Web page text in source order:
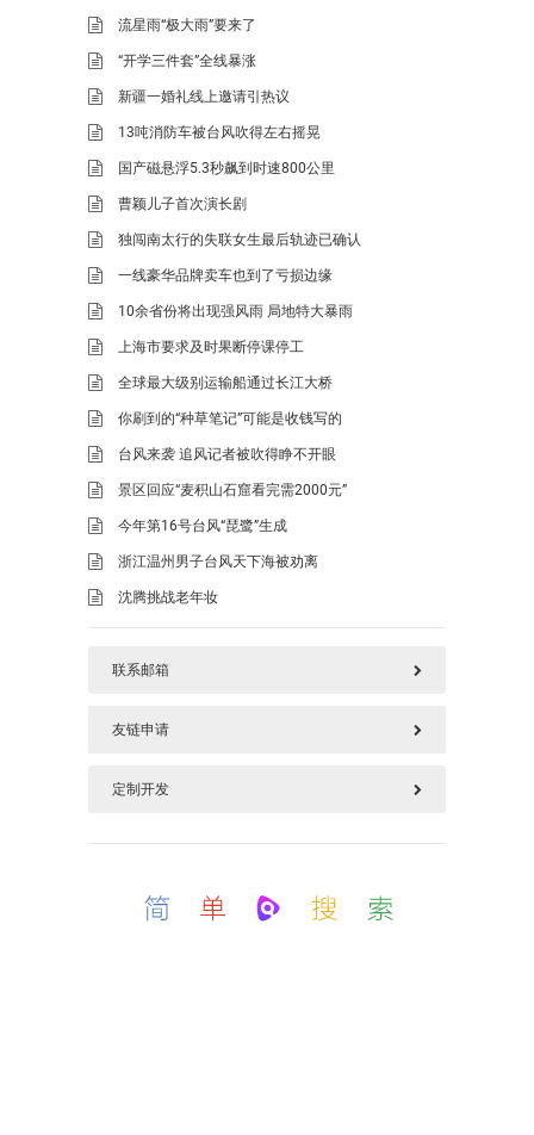
流星雨“极大雨”要来了
“开学三件套”全线暴涨
新疆一婚礼线上邀请引热议
13吨消防车被台风吹得左右摇晃
国产磁悬浮5.3秒飙到时速800公里
曹颖儿子首次演长剧
独闯南太行的失联女生最后轨迹已确认
一线豪华品牌卖车也到了亏损边缘
10余省份将出现强风雨 局地特大暴雨
上海市要求及时果断停课停工
全球最大级别运输船通过长江大桥
你刷到的“种草笔记”可能是收钱写的
台风来袭 追风记者被吹得睁不开眼
景区回应“麦积山石窟看完需2000元”
今年第16号台风“琵鹭”生成
浙江温州男子台风天下海被劝离
沈腾挑战老年妆
联系邮箱
577125669@qq.com
友链申请
请加好本站链接后，把您链接发上面邮箱
定制开发